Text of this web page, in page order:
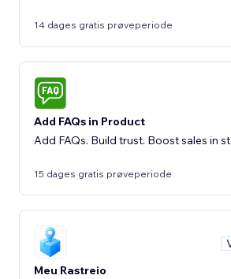
14 dages gratis prøveperiode
Add FAQs in Product
Add FAQs. Build trust. Boost sales in
15 dages gratis prøveperiode
Meu Rastreio